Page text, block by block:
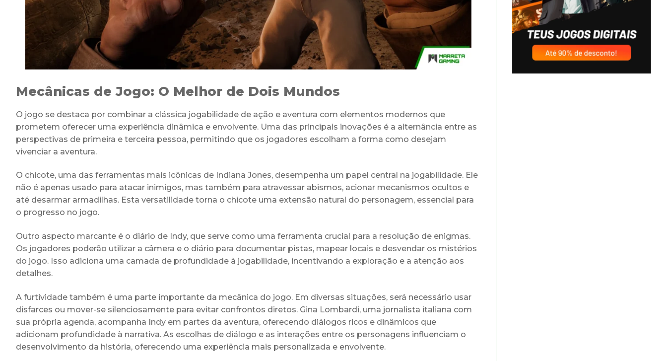
Mecânicas de Jogo: O Melhor de Dois Mundos
O jogo se destaca por combinar a clássica jogabilidade de ação e aventura com elementos modernos que
prometem oferecer uma experiência dinâmica e envolvente. Uma das principais inovações é a alternância entre as
perspectivas de primeira e terceira pessoa, permitindo que os jogadores escolham a forma como desejam
vivenciar a aventura.
O chicote, uma das ferramentas mais icônicas de Indiana Jones, desempenha um papel central na jogabilidade. Ele
não é apenas usado para atacar inimigos, mas também para atravessar abismos, acionar mecanismos ocultos e
até desarmar armadilhas. Esta versatilidade torna o chicote uma extensão natural do personagem, essencial para
o progresso no jogo.
Outro aspecto marcante é o diário de Indy, que serve como uma ferramenta crucial para a resolução de enigmas.
Os jogadores poderão utilizar a câmera e o diário para documentar pistas, mapear locais e desvendar os mistérios
do jogo. Isso adiciona uma camada de profundidade à jogabilidade, incentivando a exploração e a atenção aos
detalhes.
A furtividade também é uma parte importante da mecânica do jogo. Em diversas situações, será necessário usar
disfarces ou mover-se silenciosamente para evitar confrontos diretos. Gina Lombardi, uma jornalista italiana com
sua própria agenda, acompanha Indy em partes da aventura, oferecendo diálogos ricos e dinâmicos que
adicionam profundidade à narrativa. As escolhas de diálogo e as interações entre os personagens influenciam o
desenvolvimento da história, oferecendo uma experiência mais personalizada e envolvente.